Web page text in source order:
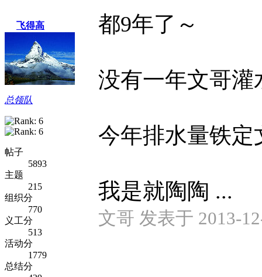
飞得高
总领队
帖子
5893
主题
215
组织分
770
义工分
513
活动分
1779
总结分
都9年了～
没有一年文哥
今年排水量铁
我是就陶陶 ...
文哥 发表于 2013-